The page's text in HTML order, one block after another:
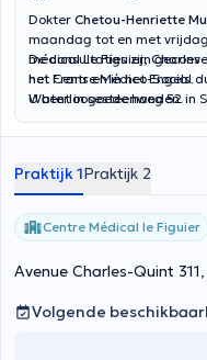
Dokter Chetou-Henriette
maandag tot en met
médical Le Figuier,
het Centre Médico-Social
Waterloosesteenweg 52 in
De consultaties zijn
het Frans en in het Engels.
U bent in goede handen.
Praktijk 1Praktijk 2
Centre Médical le Figuier
Avenue Charles-Quint
Volgende